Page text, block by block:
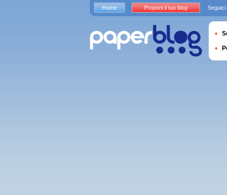
Home Proponi il tuo blog Seguici